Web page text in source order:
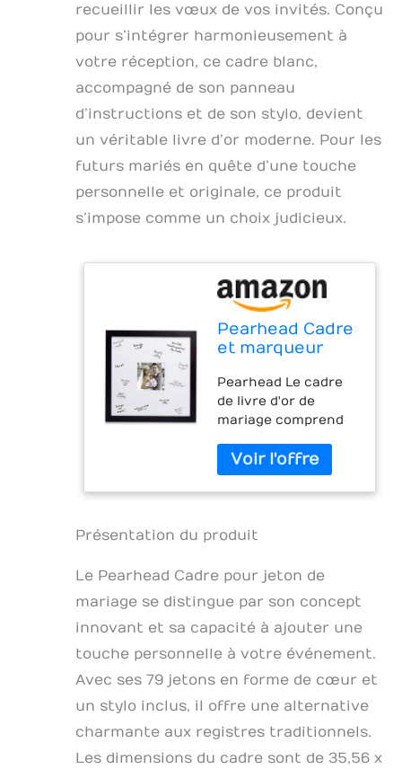
recueillir les vœux de vos invités. Conçu
pour s’intégrer harmonieusement à
votre réception, ce cadre blanc,
accompagné de son panneau
d’instructions et de son stylo, devient
un véritable livre d’or moderne. Pour les
futurs mariés en quête d’une touche
personnelle et originale, ce produit
s’impose comme un choix judicieux.
Pearhead Cadre
et marqueur
de mariage,
alternative
créative ou de
livre d'or pour
fête prénuptiale,
noir
Pearhead Le cadre
de livre d'or de
mariage comprend
signature et un
marqueur Le cadre
souvenir créatif est
moderne et élégante
une fête prénuptiale
écrire leurs vœux de
bienveillance et
ensuite les afficher
tout le monde peut
voir Le bois foncé
élégant et le tapis
photo biseauté lisse
améliorent
Présentation du produit
Le Pearhead Cadre pour jeton de
mariage se distingue par son concept
innovant et sa capacité à ajouter une
touche personnelle à votre événement.
Avec ses 79 jetons en forme de cœur et
un stylo inclus, il offre une alternative
charmante aux registres traditionnels.
Les dimensions du cadre sont de 35,56 x